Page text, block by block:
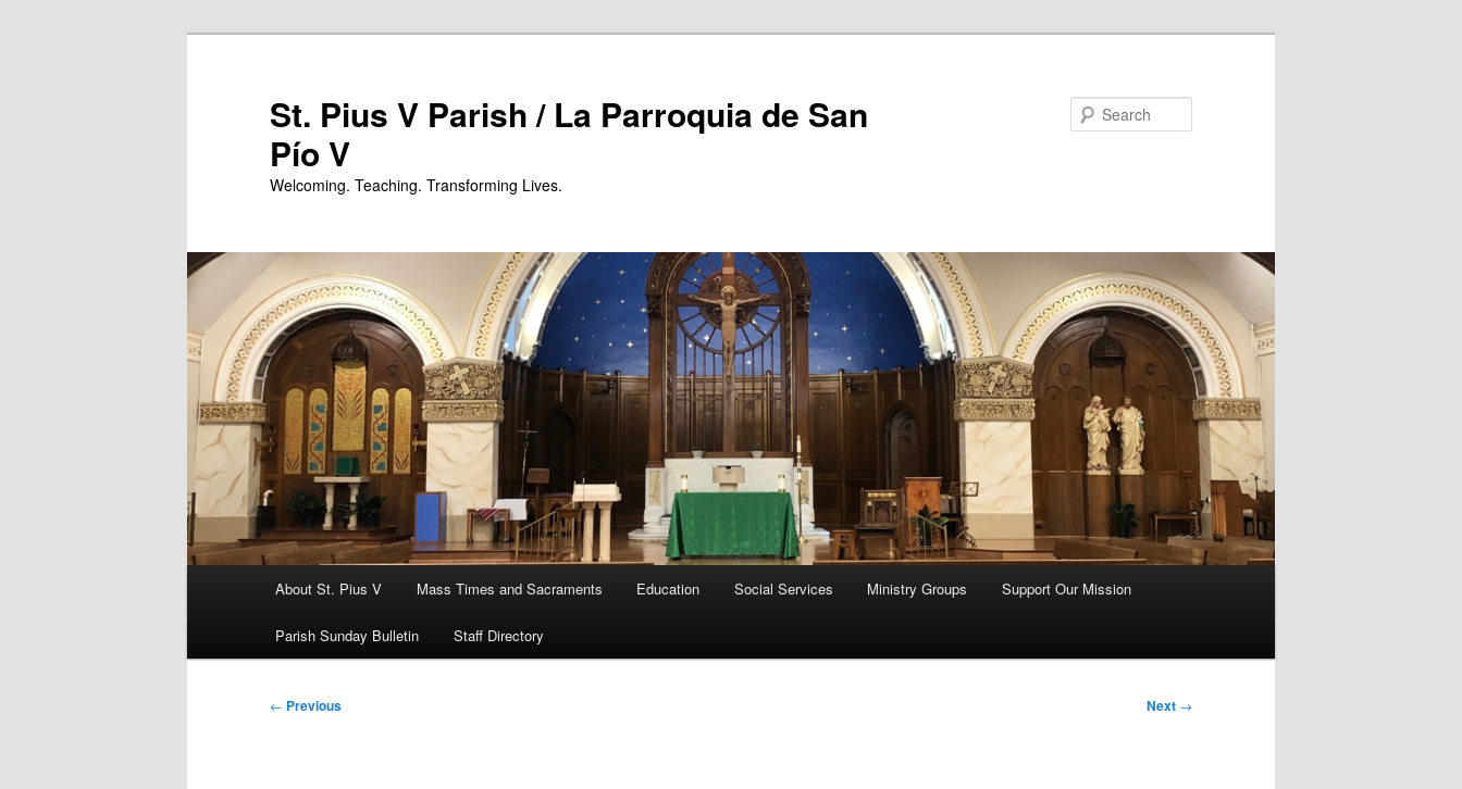
St. Pius V Parish / La Parroquia de San
Pío V
Welcoming. Teaching. Transforming Lives.
About St. Pius V Mass Times and Sacraments Education Social Services Ministry Groups Support Our Mission
Parish Sunday Bulletin Staff Directory
Post
← Previous Next →